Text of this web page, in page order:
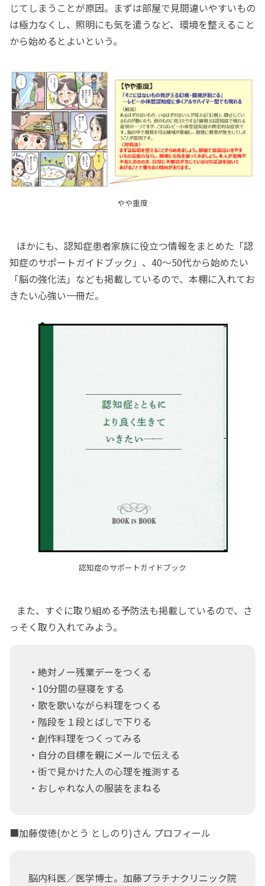
じてしまうことが原因。まずは部屋で見間違いやすいもの
は極力なくし、照明にも気を遣うなど、環境を整えること
から始めるとよいという。
やや重度
ほかにも、認知症患者家族に役立つ情報をまとめた「認
知症のサポートガイドブック」、40～50代から始めたい
「脳の強化法」なども掲載しているので、本棚に入れてお
きたい心強い一冊だ。
認知症のサポートガイドブック
また、すぐに取り組める予防法も掲載しているので、さ
っそく取り入れてみよう。
・絶対ノー残業デーをつくる
・10分間の昼寝をする
・歌を歌いながら料理をつくる
・階段を１段とばしで下りる
・創作料理をつくってみる
・自分の目標を親にメールで伝える
・街で見かけた人の心理を推測する
・おしゃれな人の服装をまねる
■加藤俊徳(かとう としのり)さん プロフィール
脳内科医／医学博士。加藤プラチナクリニック院